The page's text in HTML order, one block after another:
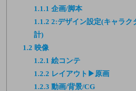
1.1.1 企画/脚本
1.1.2 2:デザイン設定(キャラク
計)
1.2 映像
1.2.1 絵コンテ
1.2.2 レイアウト▶原画
1.2.3 動画/背景/CG